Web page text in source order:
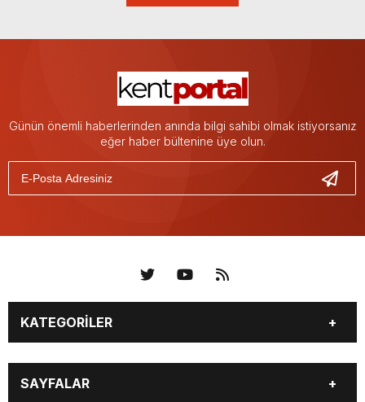
Günün önemli haberlerinden anında bilgi sahibi olmak istiyorsanız
eğer haber bültenine üye olun.
KATEGORİLER
KÜNYE BİZE ULAŞIN
SAYFALAR